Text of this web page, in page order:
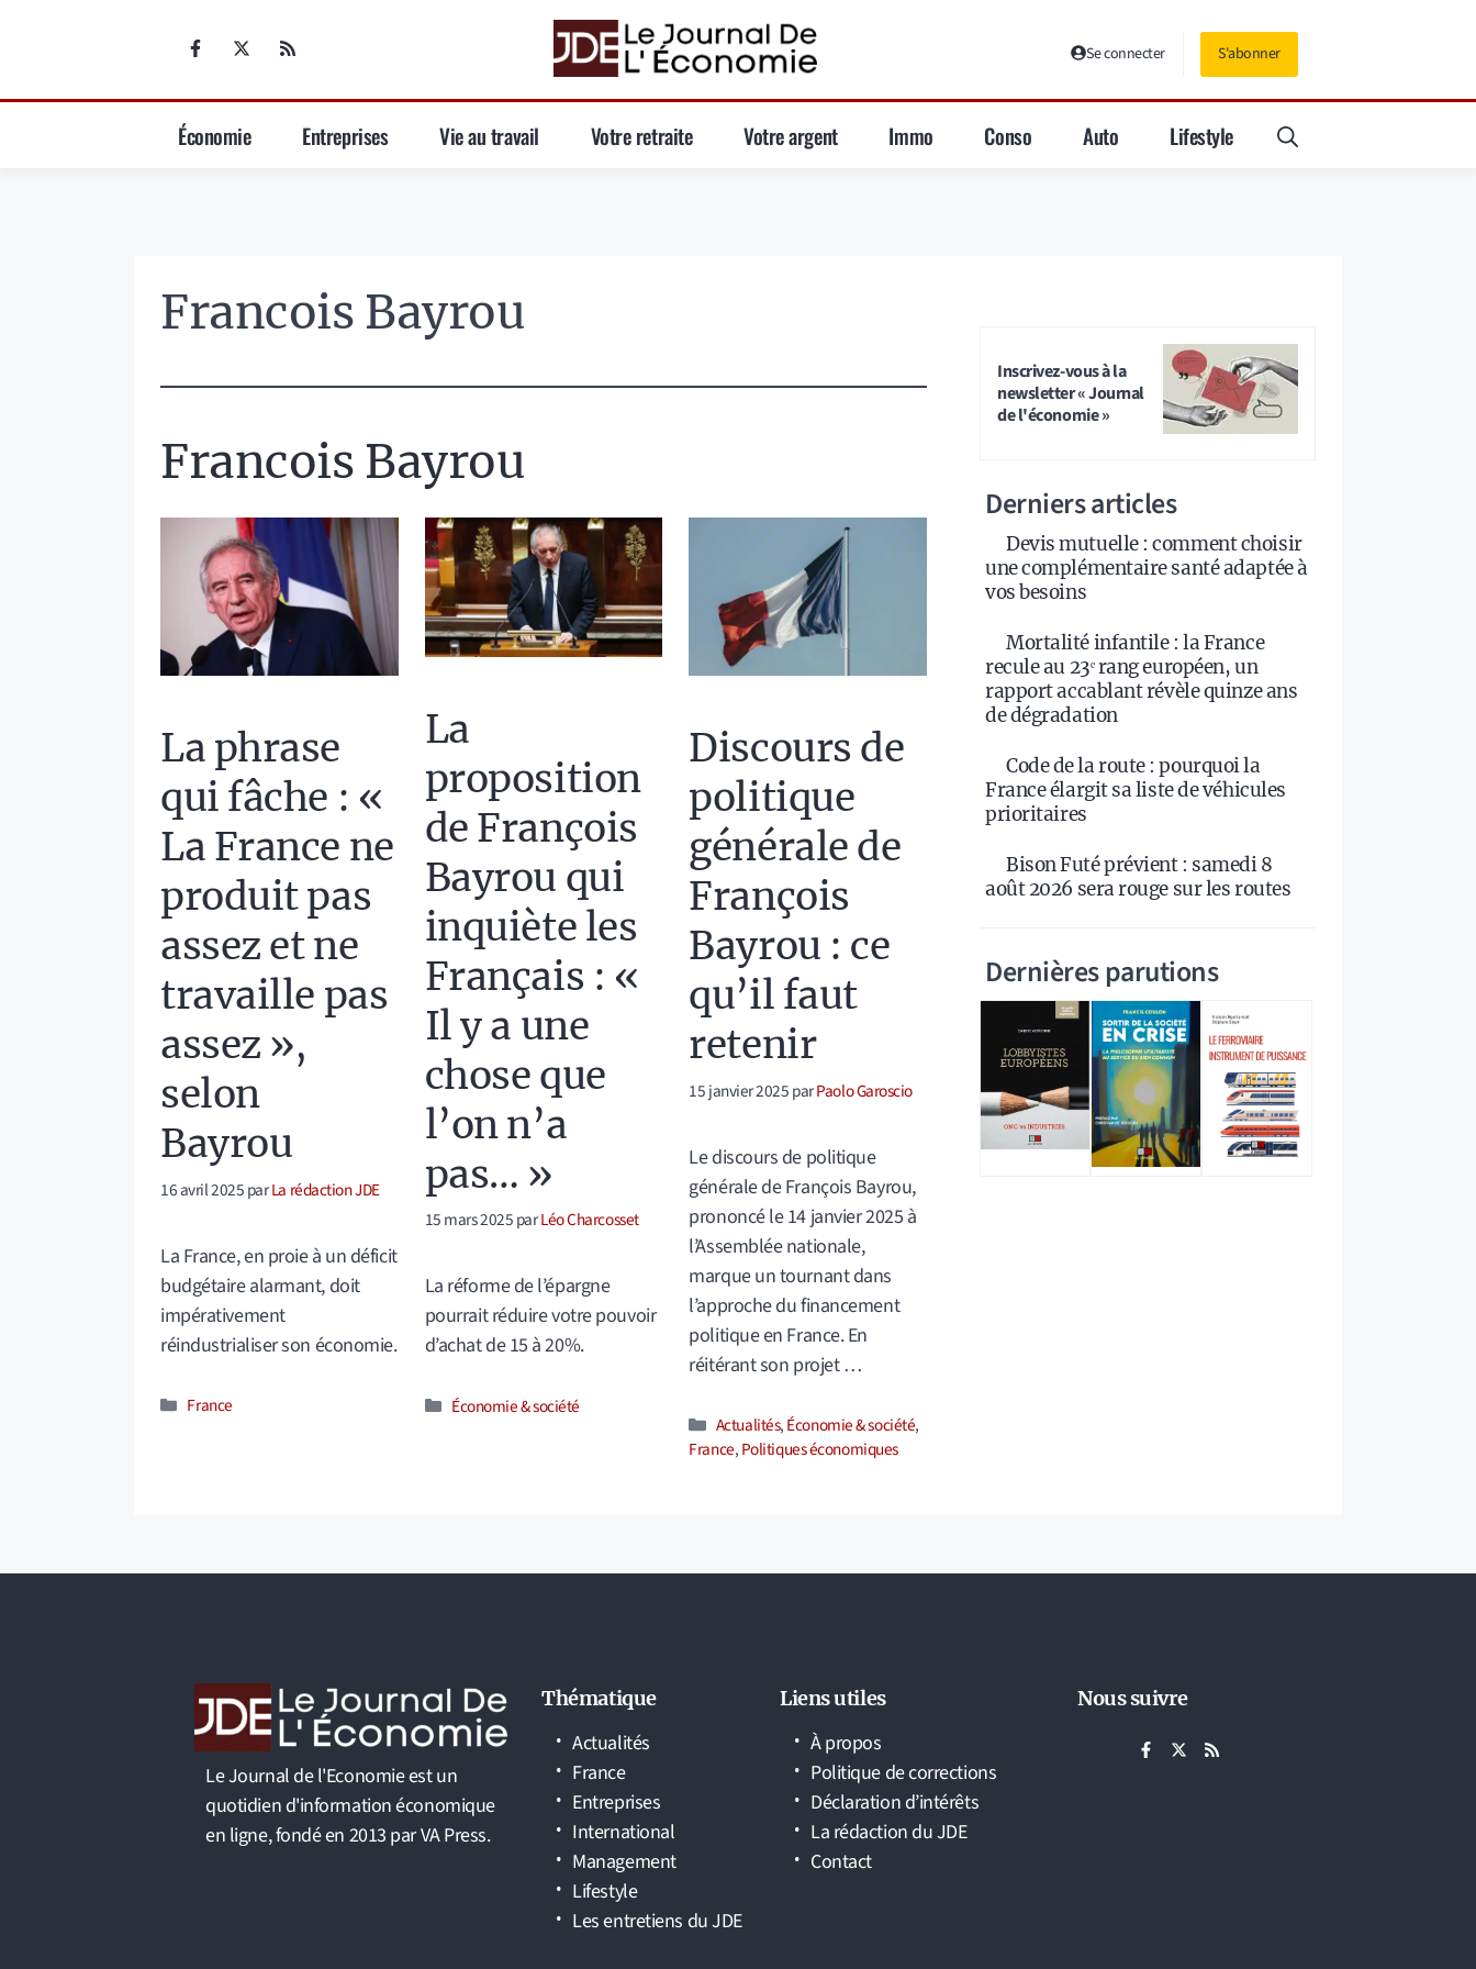
Se connecter S'abonner
Économie Entreprises Vie au travail Votre retraite Votre argent Immo Conso Auto Lifestyle
Francois Bayrou
Francois Bayrou
La phrase
qui fâche : «
La France ne
produit pas
assez et ne
travaille pas
assez »,
selon
Bayrou
16 avril 2025parLa rédaction JDE
La France, en proie à un déficit
budgétaire alarmant, doit
impérativement
réindustrialiser son économie.
Catégories
France
La
proposition
de François
Bayrou qui
inquiète les
Français : «
Il y a une
chose que
l’on n’a
pas… »
15 mars 2025parLéo Charcosset
La réforme de l’épargne
pourrait réduire votre pouvoir
d’achat de 15 à 20%.
Catégories
Économie & société
Discours de
politique
générale de
François
Bayrou : ce
qu’il faut
retenir
15 janvier 2025parPaolo Garoscio
Le discours de politique
générale de François Bayrou,
prononcé le 14 janvier 2025 à
l’Assemblée nationale,
marque un tournant dans
l’approche du financement
politique en France. En
réitérant son projet …
Catégories
Actualités,Économie & société,
France,Politiques économiques
Inscrivez-vous à la
newsletter « Journal
de l'économie »
Derniers articles
Devis mutuelle : comment choisir
une complémentaire santé adaptée à
vos besoins
Mortalité infantile : la France
recule au 23ᵉ rang européen, un
rapport accablant révèle quinze ans
de dégradation
Code de la route : pourquoi la
France élargit sa liste de véhicules
prioritaires
Bison Futé prévient : samedi 8
août 2026 sera rouge sur les routes
Dernières parutions
Le Journal de l'Economie est un
quotidien d'information économique
en ligne, fondé en 2013 par VA Press.
Thématique
Actualités
France
Entreprises
International
Management
Lifestyle
Les entretiens du JDE
Liens utiles
À propos
Politique de corrections
Déclaration d’intérêts
La rédaction du JDE
Contact
Nous suivre